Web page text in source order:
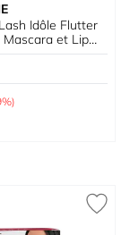
Idôle Flutter
Mascara et Lip